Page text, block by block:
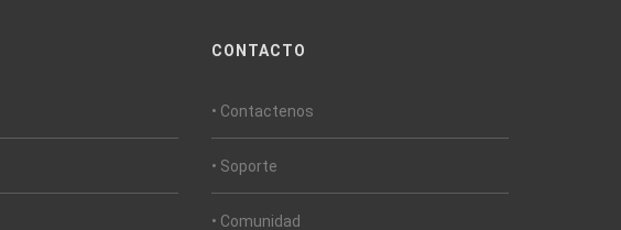
CONTACTO
• Contactenos
• Soporte
• Comunidad